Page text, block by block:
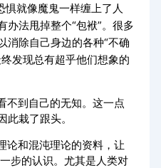
惧就像魔鬼一样缠上了人
办法甩掉整个“包袱”。很多
消除自己身边的各种“不确
发现总有超乎他们想象的
不到自己的无知。这一点
栽了跟头。
论和混沌理论的资料，让
步的认识。尤其是人类对